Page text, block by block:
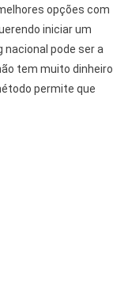
opções com
iniciar um
nacional pode ser a
tem muito dinheiro
permite que